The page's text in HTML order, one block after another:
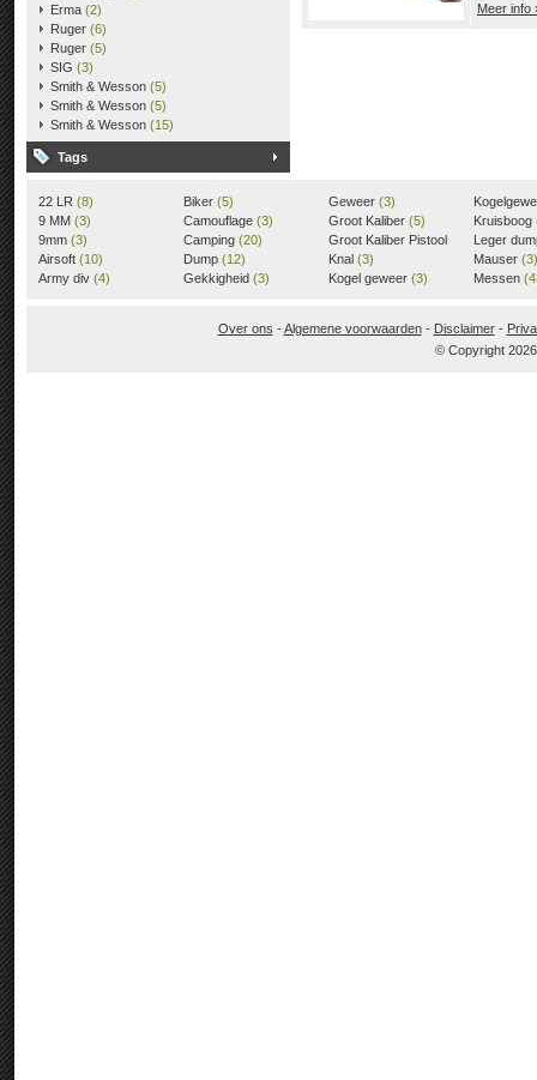
Erma (2)
Ruger (6)
Ruger (5)
SIG (3)
Smith & Wesson (5)
Smith & Wesson (5)
Smith & Wesson (15)
Tags
Meer info
22 LR (8)
9 MM (3)
9mm (3)
Airsoft (10)
Army div (4)
Biker (5)
Camouflage (3)
Camping (20)
Dump (12)
Gekkigheid (3)
Geweer (3)
Groot Kaliber (5)
Groot Kaliber Pistool
(3)
Knal (3)
Kogel geweer (3)
Kruisboog
Leger
Mauser (3)
Messen
Over ons -Algemene voorwaarden- Disclaimer-
© Copyright